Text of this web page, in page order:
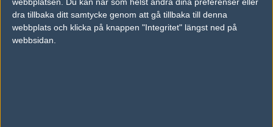
webbplatsen. Du kan när som helst ändra dina preferenser eller
dra tillbaka ditt samtycke genom att gå tillbaka till denna
webbplats och klicka på knappen "Integritet" längst ned på
webbsidan.
#9kainashi
Old School
2010-02-20 17:23